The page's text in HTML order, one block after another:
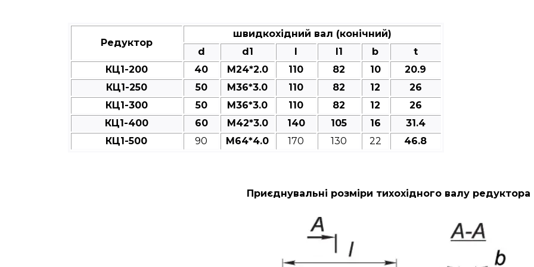
Редуктор
швидкохідний вал (конічний)
d
d1 l l1 b
t
КЦ1-200
40 M24*2.0 110 82 10
20.9
КЦ1-250
50 M36*3.0 110 82 12
26
КЦ1-300
50 M36*3.0 110 82 12
26
КЦ1-400
60 M42*3.0 140 105 16
31.4
КЦ1-500
90 M64*4.0 170 130 22 46.8
Приєднувальні розміри тихохідного валу редуктора